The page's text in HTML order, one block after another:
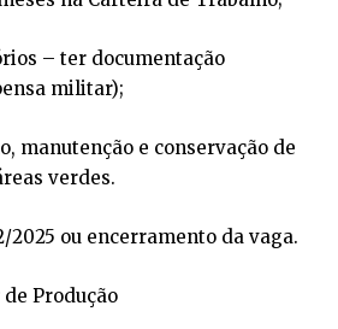
– ter documentação
militar);
manutenção e conservação de
verdes.
2025 ou encerramento da vaga.
Produção